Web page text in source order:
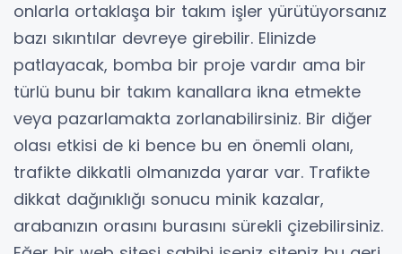
onlarla ortaklaşa bir takım işler yürütüyorsanız
bazı sıkıntılar devreye girebilir. Elinizde
patlayacak, bomba bir proje vardır ama bir
türlü bunu bir takım kanallara ikna etmekte
veya pazarlamakta zorlanabilirsiniz. Bir diğer
olası etkisi de ki bence bu en önemli olanı,
trafikte dikkatli olmanızda yarar var. Trafikte
dikkat dağınıklığı sonucu minik kazalar,
arabanızın orasını burasını sürekli çizebilirsiniz.